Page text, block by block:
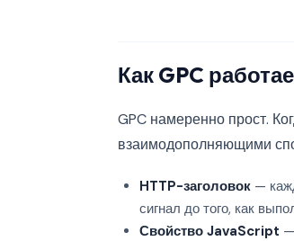
Как GPC
GPC намеренно прост.
взаимодополняющими
HTTP-заголовок —
сигнал до того, как
Свойство JavaScript —